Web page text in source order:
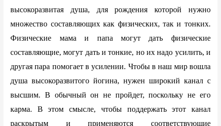
высокоразвитая душа, для рождения которой нужно
множество составляющих как физических, так и тонких.
Физические мама и папа могут дать физические
составляющие, могут дать и тонкие, но их надо усилить, и
другая пара помогает в усилении. Чтобы в наш мир вошла
душа высокоразвитого йогина, нужен широкий канал с
высшим. В обычный он не пройдет, поскольку не его
карма. В этом смысле, чтобы поддержать этот канал
раскрытым и применяются соответствующие